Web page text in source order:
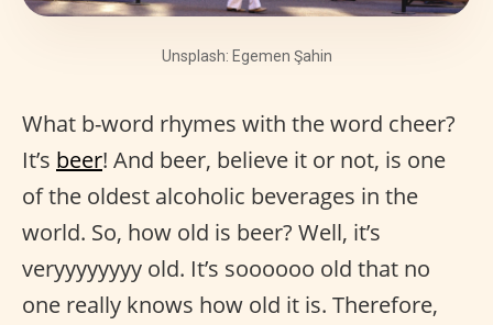
Unsplash: Egemen Şahin
What b-word rhymes with the word cheer?
It’s beer! And beer, believe it or not, is one
of the oldest alcoholic beverages in the
world. So, how old is beer? Well, it’s
veryyyyyyyy old. It’s soooooo old that no
one really knows how old it is. Therefore,